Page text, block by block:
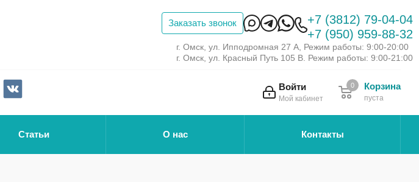
Заказать звонок
+7 (3812) 79-04-04
+7 (950) 959-88-32
г. Омск, ул. Ипподромная 27 А, Режим работы: 9:00-20:00
г. Омск, ул. Красный Путь 105 В. Режим работы: 9:00-21:00
Войти
Мой кабинет
Корзина
пуста
0
Статьи О нас Контакты